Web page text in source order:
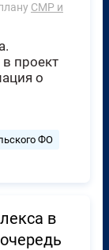
СМР и
проект
о
ФО
в